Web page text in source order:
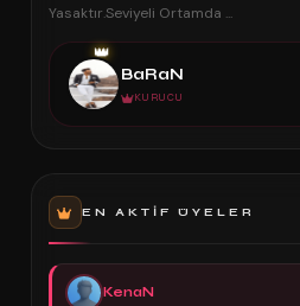
Yasaktır.Seviyeli Ortamda ...
👑
BaRaN
KURUCU
EN AKTIF ÜYELER
KenaN